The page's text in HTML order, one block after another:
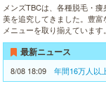
メンズTBCは、各種脱毛・
美を追究してきました。豊
メニューを取り揃えています
最新ニュース
8/08 18:09 年間16万人以